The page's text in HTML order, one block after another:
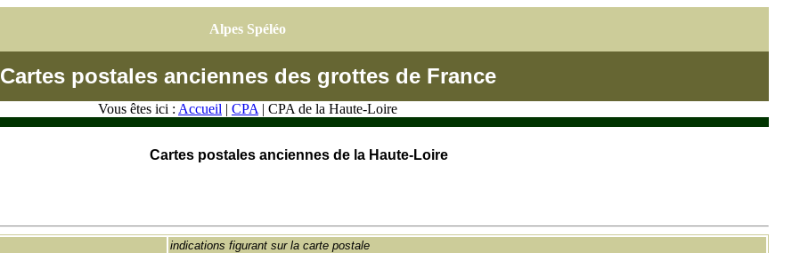
Alpes Spéléo
Cartes postales anciennes des grottes de France
Vous êtes ici : Accueil | CPA | CPA de la Haute-Loire
Cartes postales anciennes de la Haute-Loire
indications figurant sur la carte postale